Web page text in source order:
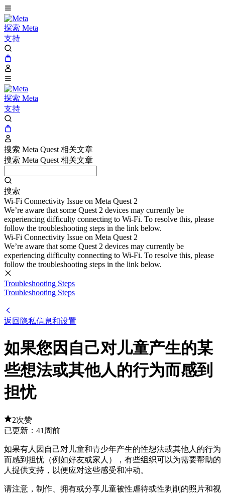
探索 Meta
支持
探索 Meta
支持
搜索 Meta Quest 相关文章
搜索 Meta Quest 相关文章
搜索
Wi-Fi Connectivity Issue on Meta Quest 2
We’re aware that some Quest 2 devices may currently be
experiencing difficulty connecting to Wi-Fi. To resolve this, please
follow the troubleshooting steps in the link below.
Wi-Fi Connectivity Issue on Meta Quest 2
We’re aware that some Quest 2 devices may currently be
experiencing difficulty connecting to Wi-Fi. To resolve this, please
follow the troubleshooting steps in the link below.
Troubleshooting Steps
Troubleshooting Steps
返回隐私信息和设置
如果您因自己对儿童产生的某
些想法或其他人的行为而感到
担忧
2次赞
已更新： 41周前
如果有人因自己对儿童和青少年产生的性想法或其他人的行为
而感到担忧（例如好友或家人），有些组织可以为需要帮助的
人提供支持，以便应对这些感受和冲动。
请注意，制作、拥有或分享儿童被性虐待或性剥削的照片和视